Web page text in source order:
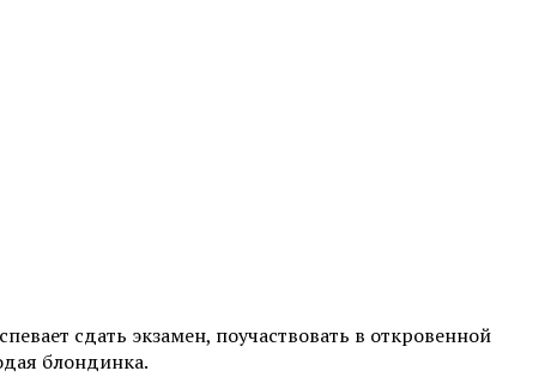
сдать экзамен, поучаствовать в откровенной
блондинка.